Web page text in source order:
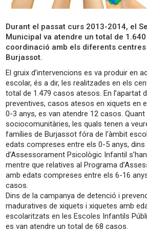
Durant el passat curs 2013-2014, el
Municipal va atendre un total de
coordinació amb els diferents
Burjassot.
El gruix d’intervencions es va produir en
escolar, és a dir, les realitzades en els
total de 1.479 casos atesos. En l’apartat
preventives, casos atesos en xiquets en
0-3 anys, es van atendre 12 casos.
sociocomunitàries, les quals tenen a
famílies de Burjassot fóra de l’àmbit
edats compreses entre els 0-5 anys, dins
d’Assessorament Psicològic Infantil
mentre que relatives al Programa
amb edats compreses entre els 6-16
casos.
Dins de la campanya de detenció i
maduratives de xiquets i xiquetes amb
escolaritzats en les Escoles Infantils
es van atendre un total de 68 casos.